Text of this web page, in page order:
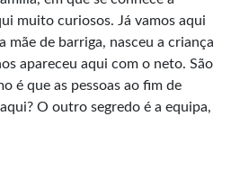
muito curiosos. Já vamos aqui
mãe de barriga, nasceu a criança
apareceu aqui com o neto. São
é que as pessoas ao fim de
O outro segredo é a equipa,